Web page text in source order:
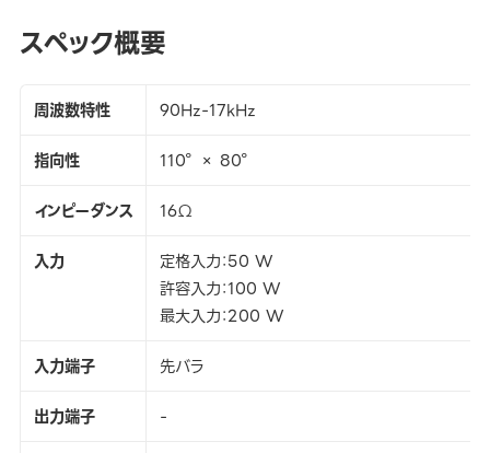
スペック概要
周波数特性
90Hz-17kHz
指向性
110° × 80°
インピーダンス
16Ω
入力
定格入力：50 W
許容入力：100 W
最大入力：200 W
入力端子
先バラ
出力端子
-